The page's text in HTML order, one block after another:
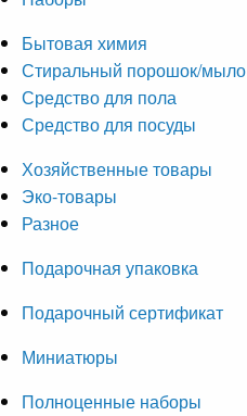
Бытовая химия
Стиральный порошок/мыло
Средство для пола
Средство для посуды
Хозяйственные товары
Эко-товары
Разное
Подарочная упаковка
Подарочный сертификат
Миниатюры
Полноценные наборы